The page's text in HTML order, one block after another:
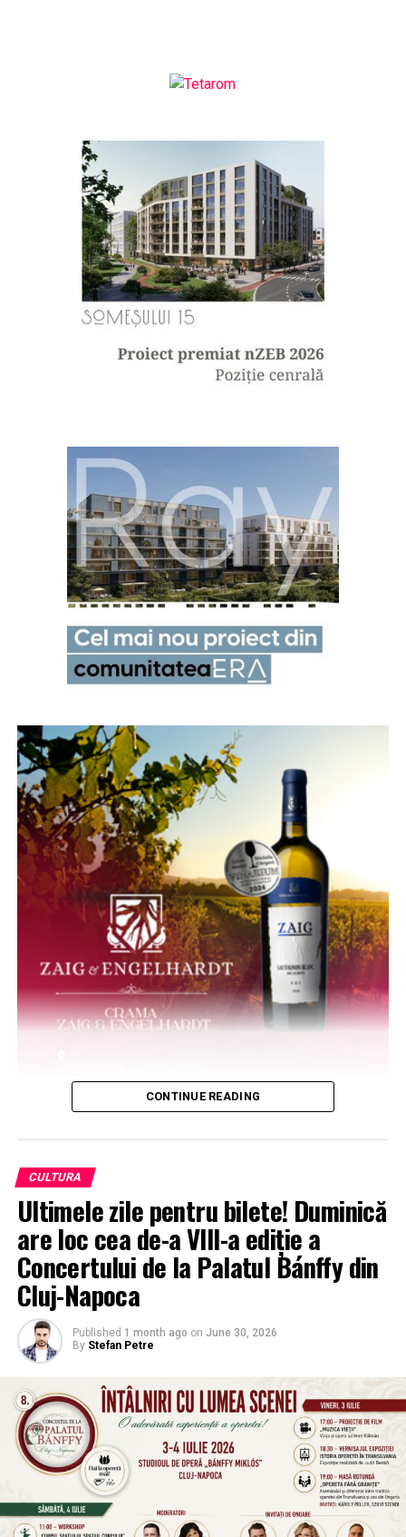
CONTINUE READING
CULTURA
Ultimele zile pentru bilete! Duminică
are loc cea de-a VIII-a ediție a
Concertului de la Palatul Bánffy din
Cluj-Napoca
Published 1 month ago on June 30, 2026
By Stefan Petre